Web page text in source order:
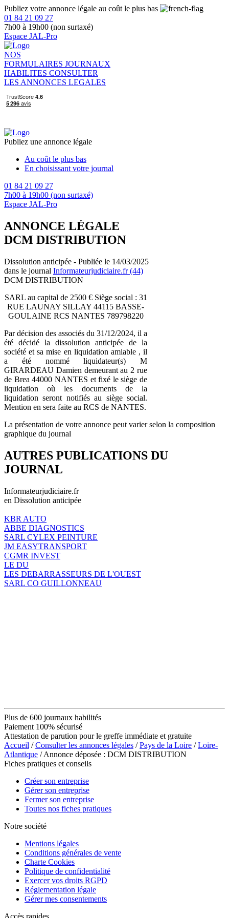
Publiez votre annonce légale au coût le plus bas
01 84 21 09 27
7h00 à 19h00 (non surtaxé)
Espace JAL-Pro
NOS
FORMULAIRES JOURNAUX
HABILITES CONSULTER
LES ANNONCES LEGALES
Publiez une annonce légale
Au coût le plus bas
En choisissant votre journal
01 84 21 09 27
7h00 à 19h00 (non surtaxé)
Espace JAL-Pro
ANNONCE LÉGALE
DCM DISTRIBUTION
Dissolution anticipée - Publiée le 14/03/2025
dans le journal Informateurjudiciaire.fr (44)
DCM DISTRIBUTION
SARL au capital de 2500 € Siège social : 31
RUE LAUNAY SILLAY 44115 BASSE-
GOULAINE RCS NANTES 789798220
Par décision des associés du 31/12/2024, il a
été décidé la dissolution anticipée de la
société et sa mise en liquidation amiable , il
a été nommé liquidateur(s) M
GIRARDEAU Damien demeurant au 2 rue
de Brea 44000 NANTES et fixé le siège de
liquidation où les documents de la
liquidation seront notifiés au siège social.
Mention en sera faite au RCS de NANTES.
La présentation de votre annonce peut varier selon la composition
graphique du journal
AUTRES PUBLICATIONS DU
JOURNAL
Informateurjudiciaire.fr
en Dissolution anticipée
KBR AUTO
ABBE DIAGNOSTICS
SARL CYLEX PEINTURE
JM EASYTRANSPORT
CGMR INVEST
LE DU
LES DEBARRASSEURS DE L'OUEST
SARL CO GUILLONNEAU
Plus de 600 journaux habilités
Paiement 100% sécurisé
Attestation de parution pour le greffe immédiate et gratuite
Accueil /Consulter les annonces légales /Pays de la Loire /Loire-
Atlantique / Annonce déposée : DCM DISTRIBUTION
Fiches pratiques et conseils
Créer son entreprise
Gérer son entreprise
Fermer son entreprise
Toutes nos fiches pratiques
Notre société
Mentions légales
Conditions générales de vente
Charte Cookies
Politique de confidentialité
Exercer vos droits RGPD
Réglementation légale
Gérer mes consentements
Accès rapides